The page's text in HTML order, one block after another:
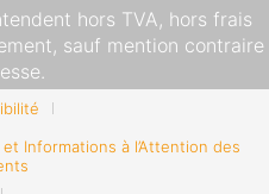
hors TVA, hors frais
sauf mention contraire
Informations à l’Attention des